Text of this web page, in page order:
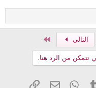
التالي
تتمكن من الرد هنا.
Tumblr
WhatsApp
البريد